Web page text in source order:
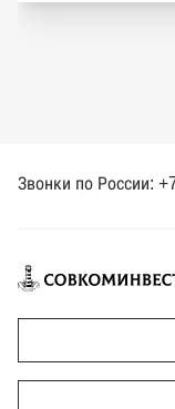
Звонки по России: